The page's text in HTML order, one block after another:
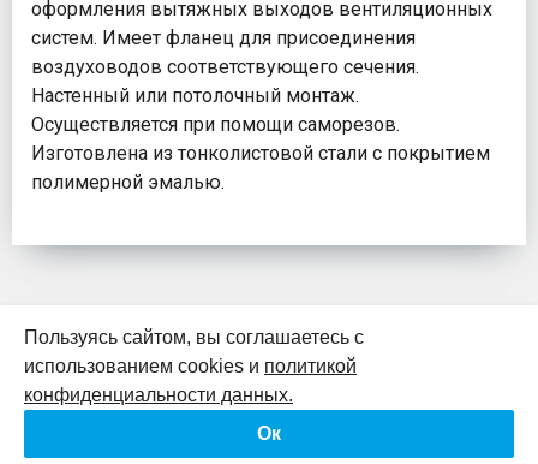
Пользуясь сайтом, вы соглашаетесь с
использованием cookies и политикой
конфиденциальности данных.
Ок
оформления вытяжных выходов вентиляционных
систем. Имеет фланец для присоединения
воздуховодов соответствующего сечения.
Настенный или потолочный монтаж.
Осуществляется при помощи саморезов.
Изготовлена из тонколистовой стали с покрытием
полимерной эмалью.
К началу страницы
Согласие на обработку персональных данных